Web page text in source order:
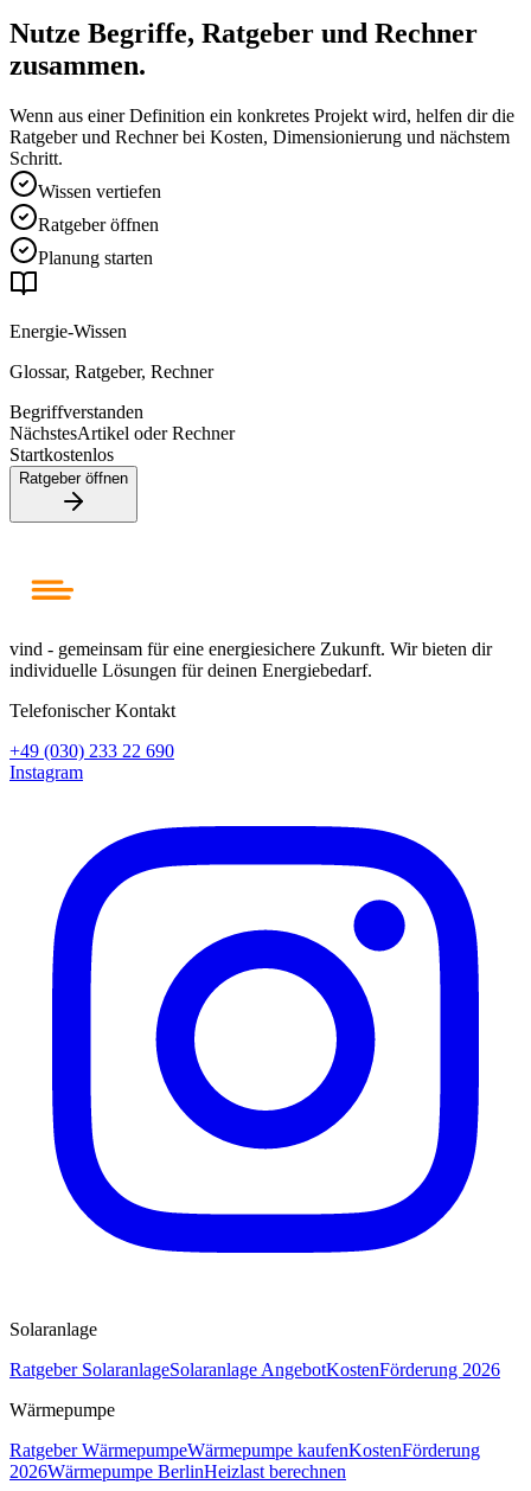
Nutze Begriffe, Ratgeber und Rechner
zusammen.
Wenn aus einer Definition ein konkretes Projekt wird, helfen dir die
Ratgeber und Rechner bei Kosten, Dimensionierung und nächstem
Schritt.
Wissen vertiefen
Ratgeber öffnen
Planung starten
Energie-Wissen
Glossar, Ratgeber, Rechner
Begriffverstanden
NächstesArtikel oder Rechner
Startkostenlos
Ratgeber öffnen
vind - gemeinsam für eine energiesichere Zukunft. Wir bieten dir
individuelle Lösungen für deinen Energiebedarf.
Telefonischer Kontakt
+49 (030) 233 22 690
Instagram
Solaranlage
Ratgeber SolaranlageSolaranlage AngebotKostenFörderung 2026
Wärmepumpe
Ratgeber WärmepumpeWärmepumpe kaufenKostenFörderung
2026Wärmepumpe BerlinHeizlast berechnen